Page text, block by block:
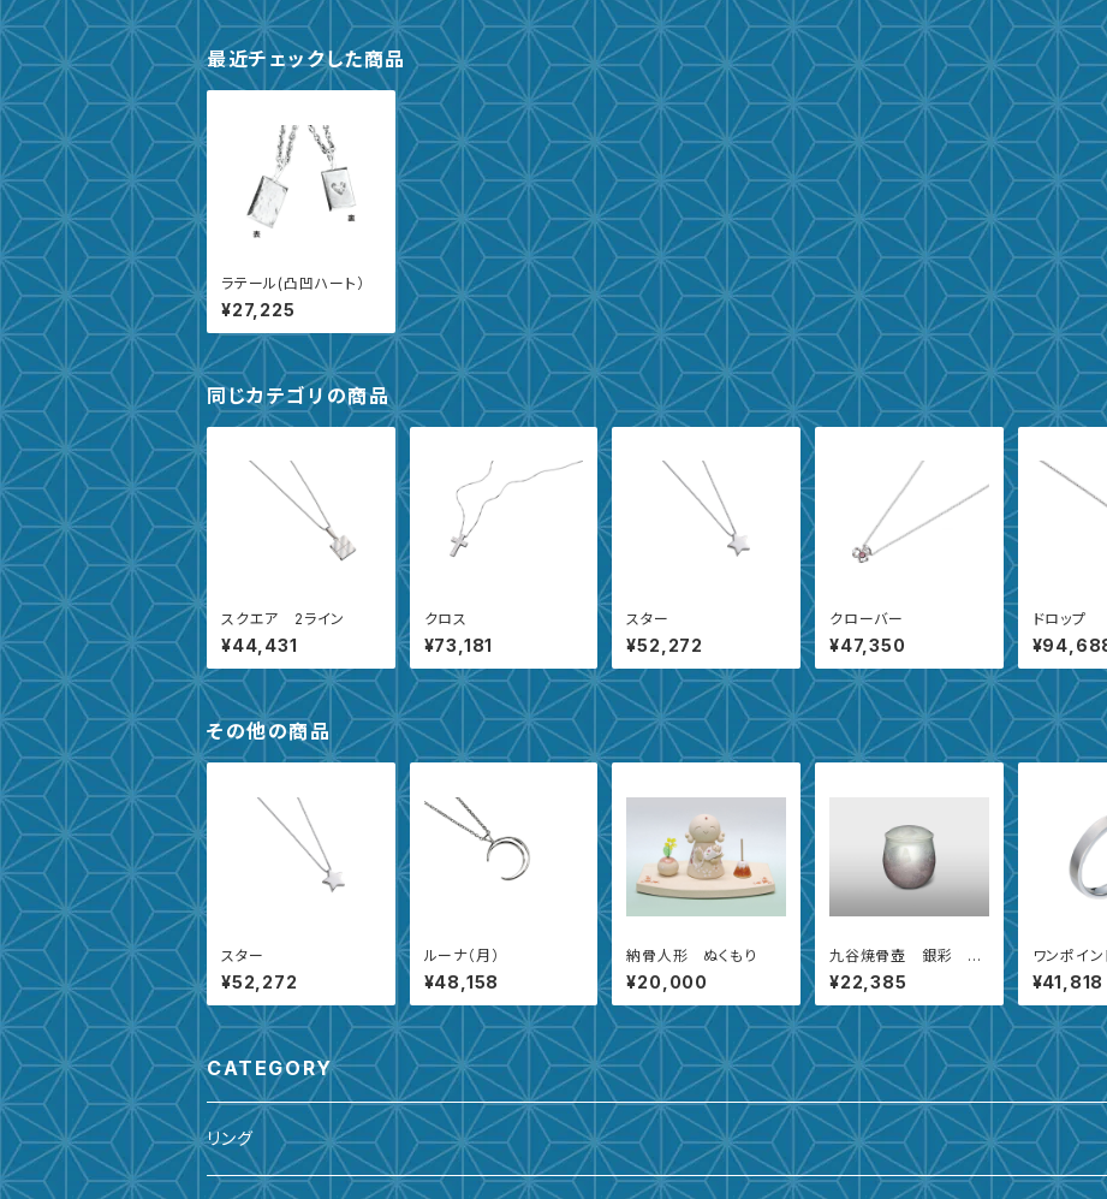
最近チェックした商品
ラテール(凸凹ハート）
¥27,225
同じカテゴリの商品
スクエア 2ライン
¥44,431
クロス
¥73,181
スター
¥52,272
クローバー
¥47,350
ドロップ
その他の商品
スター
¥52,272
ルーナ（月）
¥48,158
納骨人形 ぬくもり
¥20,000
九谷焼骨壺 銀彩 花
【5寸】
¥22,385
ワンポイン
側収納型）
¥41,818
CATEGORY
リング